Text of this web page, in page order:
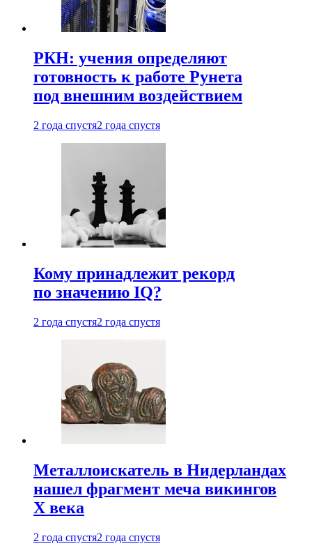
РКН: учения определяют
готовность к работе Рунета
под внешним воздействием
2 года спустя2 года спустя
Кому принадлежит рекорд
по значению IQ?
2 года спустя2 года спустя
Металлоискатель в Нидерландах
нашел фрагмент меча викингов
X века
2 года спустя2 года спустя